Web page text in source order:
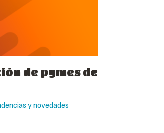
de pymes de
y novedades